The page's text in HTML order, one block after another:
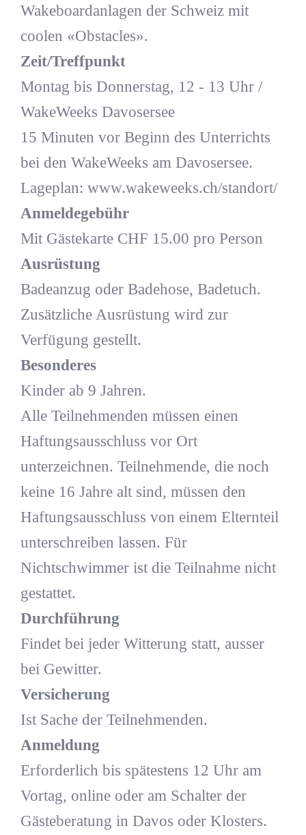
Wakeboardanlagen der Schweiz mit
coolen «Obstacles».
Zeit/Treffpunkt
Montag bis Donnerstag, 12 - 13 Uhr /
WakeWeeks Davosersee
15 Minuten vor Beginn des Unterrichts
bei den WakeWeeks am Davosersee.
Lageplan: www.wakeweeks.ch/standort/
Anmeldegebühr
Mit Gästekarte CHF 15.00 pro Person
Ausrüstung
Badeanzug oder Badehose, Badetuch.
Zusätzliche Ausrüstung wird zur
Verfügung gestellt.
Besonderes
Kinder ab 9 Jahren.
Alle Teilnehmenden müssen einen
Haftungsausschluss vor Ort
unterzeichnen. Teilnehmende, die noch
keine 16 Jahre alt sind, müssen den
Haftungsausschluss von einem Elternteil
unterschreiben lassen. Für
Nichtschwimmer ist die Teilnahme nicht
gestattet.
Durchführung
Findet bei jeder Witterung statt, ausser
bei Gewitter.
Versicherung
Ist Sache der Teilnehmenden.
Anmeldung
Erforderlich bis spätestens 12 Uhr am
Vortag, online oder am Schalter der
Gästeberatung in Davos oder Klosters.